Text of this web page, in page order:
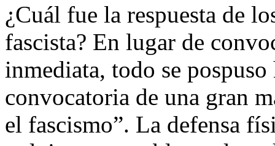
¿Cuál fue la respuesta de
fascista? En lugar de
inmediata, todo se
convocatoria de una gran
el fascismo”. La defensa